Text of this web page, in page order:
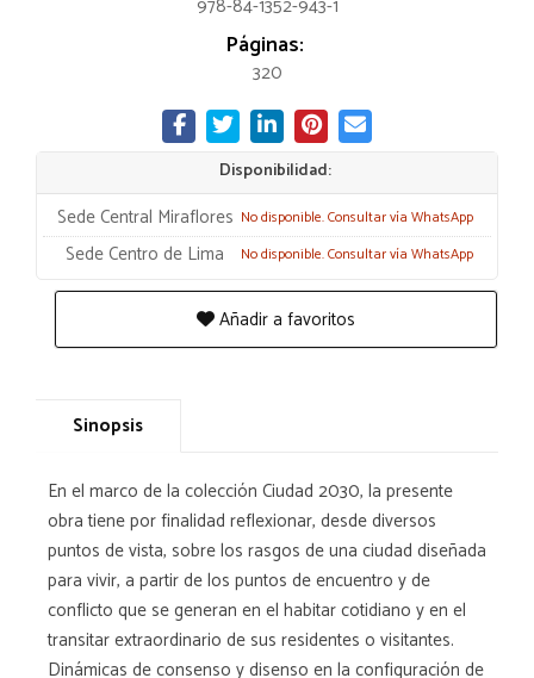
978-84-1352-943-1
Páginas:
320
Disponibilidad:
Sede Central Miraflores No disponible. Consultar vía WhatsApp
Sede Centro de Lima No disponible. Consultar vía WhatsApp
Añadir a favoritos
Sinopsis
En el marco de la colección Ciudad 2030, la presente
obra tiene por finalidad reflexionar, desde diversos
puntos de vista, sobre los rasgos de una ciudad diseñada
para vivir, a partir de los puntos de encuentro y de
conflicto que se generan en el habitar cotidiano y en el
transitar extraordinario de sus residentes o visitantes.
Dinámicas de consenso y disenso en la configuración de